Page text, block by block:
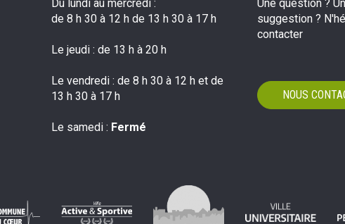
Du lundi au mercredi :
de 8 h 30 à 12 h de 13 h 30 à 17 h
Le jeudi : de 13 h à 20 h
Le vendredi : de 8 h 30 à 12 h et de
13 h 30 à 17 h
Le samedi : Fermé
Une question ?
suggestion ?
contacter
NOUS